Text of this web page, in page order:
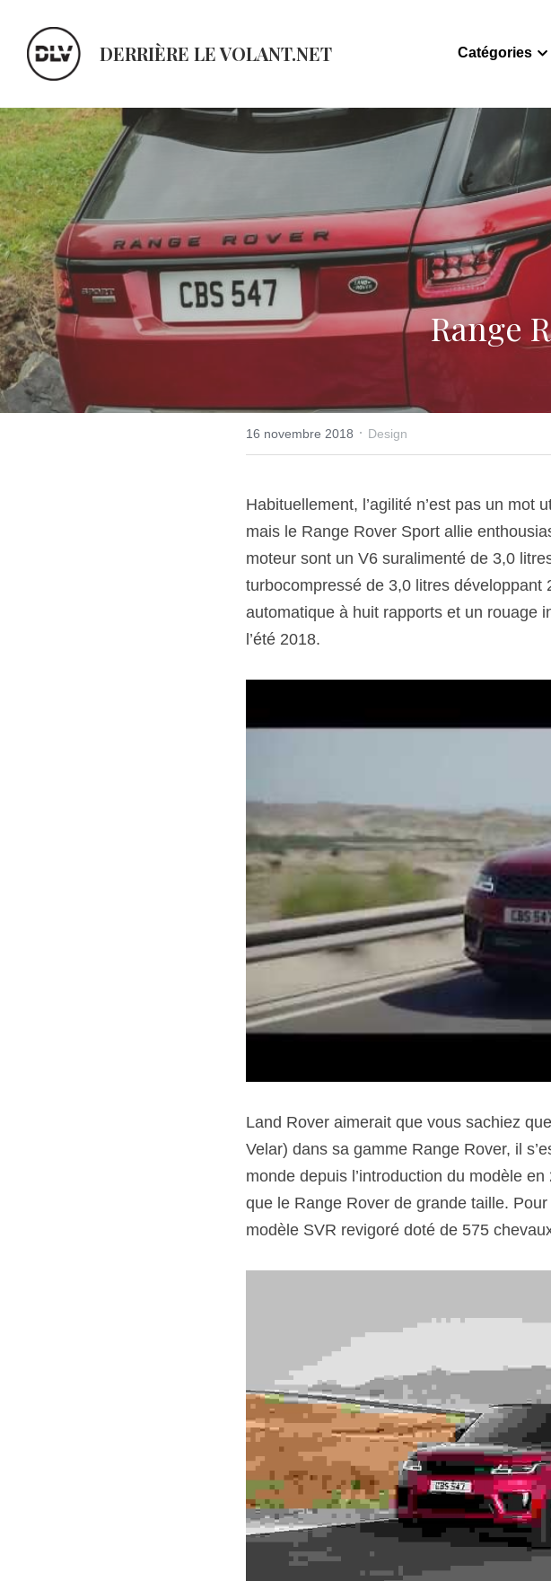
DERRIÈRE LE VOLANT.NET Catégories
Range
16 novembre 2018 · Design
Habituellement, l’agilité n’est pas un
mais le Range Rover Sport allie
moteur sont un V6 suralimenté de 3,0
turbocompressé de 3,0 litres
automatique à huit rapports et un rouage
l’été 2018.
Land Rover aimerait que vous sachiez
Velar) dans sa gamme Range Rover, il
monde depuis l’introduction du modèle
que le Range Rover de grande taille.
modèle SVR revigoré doté de 575